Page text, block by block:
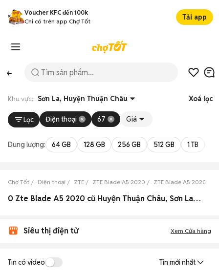
Voucher KFC đến 100k
Chỉ có trên app Chợ Tốt
Tải app
Khu vực: Sơn La, Huyện Thuận Châu Xoá lọc
Lọc Điện thoại 67 Giá
Dung lượng: 64 GB 128 GB 256 GB 512 GB 1 TB
Chợ Tốt Điện thoại ZTE ZTE Blade A5 2020 ZTE Blade A5 2020 Sơn
0 Zte Blade A5 2020 cũ Huyện Thuận Châu, Sơn La đẹp
Siêu thị điện tử Xem Cửa hàng
Tin có video Tin mới nhất